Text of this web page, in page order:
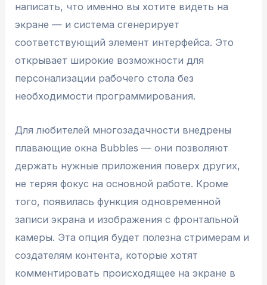
написать, что именно вы хотите видеть на
экране — и система сгенерирует
соответствующий элемент интерфейса. Это
открывает широкие возможности для
персонализации рабочего стола без
необходимости программирования.
Для любителей многозадачности внедрены
плавающие окна Bubbles — они позволяют
держать нужные приложения поверх других,
не теряя фокус на основной работе. Кроме
того, появилась функция одновременной
записи экрана и изображения с фронтальной
камеры. Эта опция будет полезна стримерам и
создателям контента, которые хотят
комментировать происходящее на экране в